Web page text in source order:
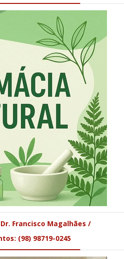
Francisco Magalhães /
(98) 98719-0245